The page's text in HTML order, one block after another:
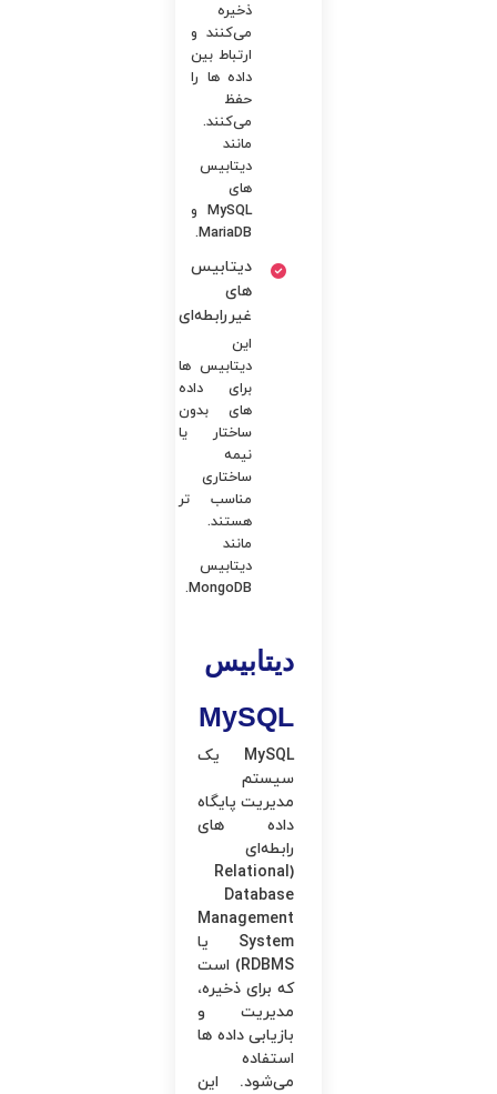
ذخیره
می‌کنند و
ارتباط بین
داده ها را
حفظ
می‌کنند.
مانند
دیتابیس
های
MySQL و
MariaDB.
دیتابیس
های
غیررابطه‌ای
این
دیتابیس ها
برای داده
های بدون
ساختار یا
نیمه
ساختاری
مناسب تر
هستند.
مانند
دیتابیس
MongoDB.
دیتابیس
MySQL
MySQL یک
سیستم
مدیریت پایگاه
داده های
رابطه‌ای
(Relational
Database
Management
System یا
RDBMS) است
که برای ذخیره،
مدیریت و
بازیابی داده ها
استفاده
می‌شود. این